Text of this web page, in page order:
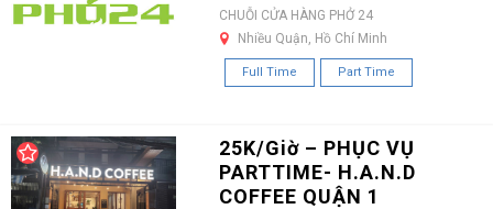
CHUỖI CỬA HÀNG PHỞ 24
Nhiều Quận, Hồ Chí Minh
Full Time Part Time
25K/Giờ – PHỤC VỤ
PARTTIME- H.A.N.D
COFFEE QUẬN 1